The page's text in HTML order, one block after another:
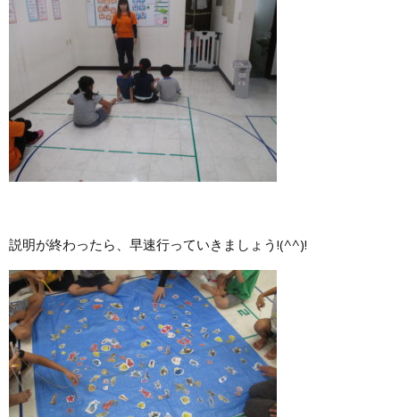
説明が終わったら、早速行っていきましょう!(^^)!